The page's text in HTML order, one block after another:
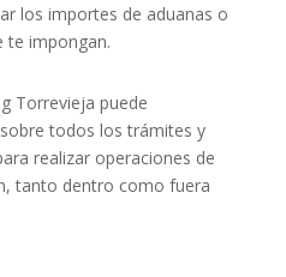
los importes de aduanas o
te impongan.
Torrevieja puede
todos los trámites y
realizar operaciones de
tanto dentro como fuera